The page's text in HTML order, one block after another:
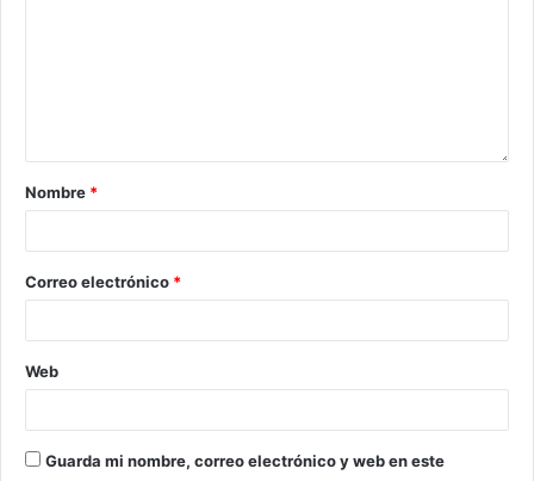
Nombre *
Correo electrónico *
Web
Guarda mi nombre, correo electrónico y web en este